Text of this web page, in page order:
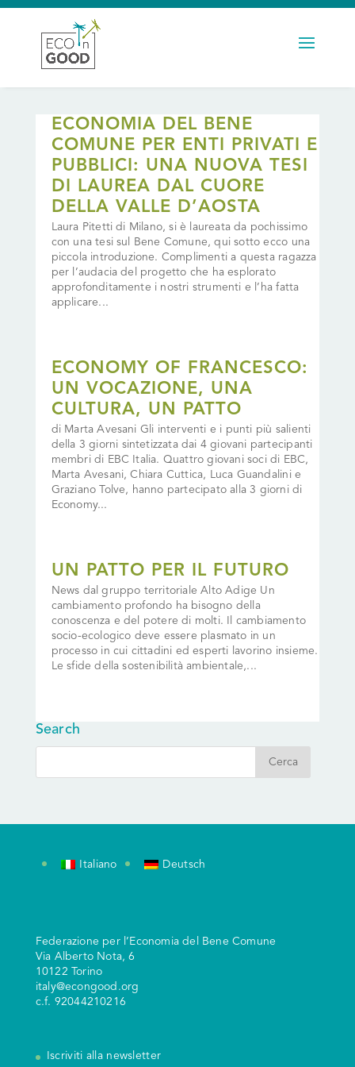
ECONOMIA DEL BENE
COMUNE PER ENTI PRIVATI E
PUBBLICI: UNA NUOVA TESI
DI LAUREA DAL CUORE
DELLA VALLE D’AOSTA
Laura Pitetti di Milano, si è laureata da pochissimo
con una tesi sul Bene Comune, qui sotto ecco una
piccola introduzione. Complimenti a questa ragazza
per l’audacia del progetto che ha esplorato
approfonditamente i nostri strumenti e l’ha fatta
applicare...
ECONOMY OF FRANCESCO:
UN VOCAZIONE, UNA
CULTURA, UN PATTO
di Marta Avesani Gli interventi e i punti più salienti
della 3 giorni sintetizzata dai 4 giovani partecipanti
membri di EBC Italia. Quattro giovani soci di EBC,
Marta Avesani, Chiara Cuttica, Luca Guandalini e
Graziano Tolve, hanno partecipato alla 3 giorni di
Economy...
UN PATTO PER IL FUTURO
News dal gruppo territoriale Alto Adige Un
cambiamento profondo ha bisogno della
conoscenza e del potere di molti. Il cambiamento
socio-ecologico deve essere plasmato in un
processo in cui cittadini ed esperti lavorino insieme.
Le sfide della sostenibilità ambientale,...
Search
Italiano Deutsch
Federazione per l’Economia del Bene Comune
Via Alberto Nota, 6
10122 Torino
italy@econgood.org
c.f. 92044210216
Iscriviti alla newsletter